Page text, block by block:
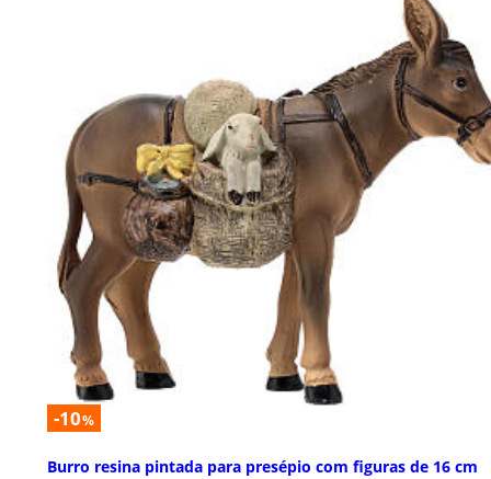
-10%
Burro resina pintada para presépio com figuras de 16 cm